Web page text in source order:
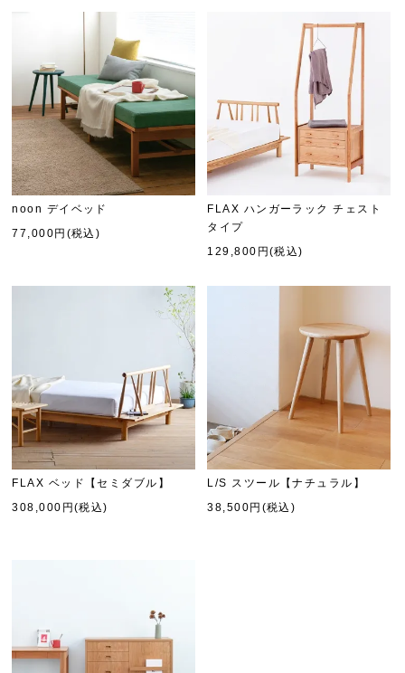
noon デイベッド
77,000円(税込)
FLAX ハンガーラック チェスト
タイプ
129,800円(税込)
FLAX ベッド【セミダブル】
308,000円(税込)
L/S スツール【ナチュラル】
38,500円(税込)